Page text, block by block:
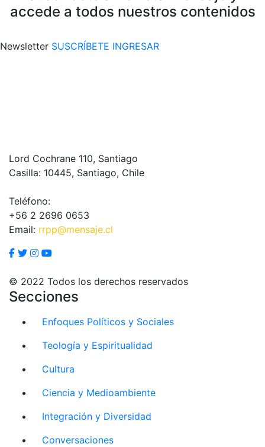
accede a todos nuestros contenidos
Newsletter SUSCRÍBETE INGRESAR
Lord Cochrane 110, Santiago
Casilla: 10445, Santiago, Chile
Teléfono:
+56 2 2696 0653
Email: rrpp@mensaje.cl
© 2022 Todos los derechos reservados
Secciones
Enfoques Políticos y Sociales
Teología y Espiritualidad
Cultura
Ciencia y Medioambiente
Integración y Diversidad
Conversaciones